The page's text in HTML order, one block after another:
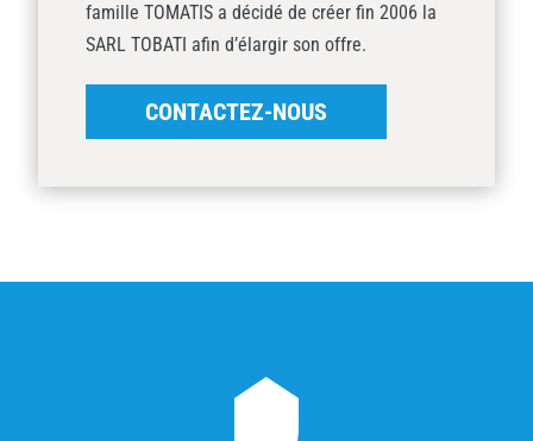
famille TOMATIS a décidé de créer fin 2006 la
SARL TOBATI afin d’élargir son offre.
CONTACTEZ-NOUS